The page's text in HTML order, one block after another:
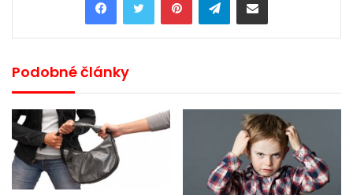
Podobné články